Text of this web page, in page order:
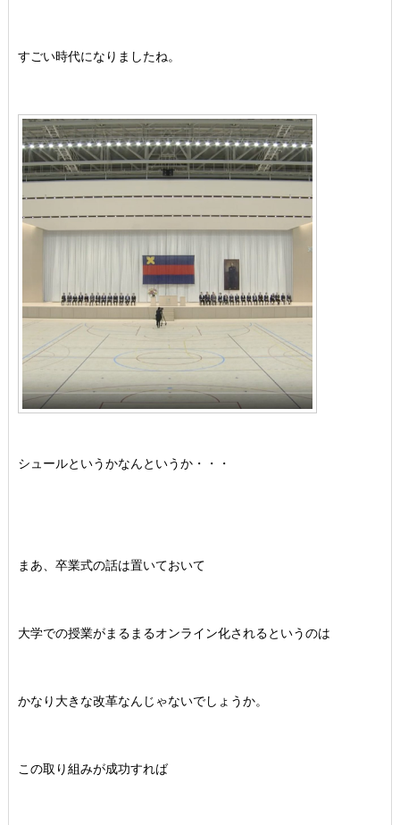
すごい時代になりましたね。
シュールというかなんというか・・・
まあ、卒業式の話は置いておいて
大学での授業がまるまるオンライン化されるというのは
かなり大きな改革なんじゃないでしょうか。
この取り組みが成功すれば